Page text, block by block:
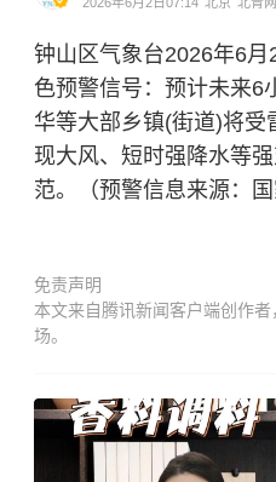
钟山区气象台2026年6
色预警信号：预计未来6
华等大部乡镇(街道)将受
现大风、短时强降水等
范。（预警信息来源：
免责声明
本文来自腾讯新闻客户端创作
场。